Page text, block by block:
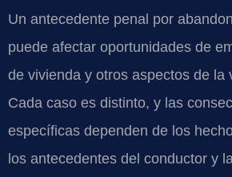
Un antecedente penal por
puede afectar oportunidades de
de vivienda y otros aspectos de la
Cada caso es distinto, y las
específicas dependen de los
los antecedentes del conductor y